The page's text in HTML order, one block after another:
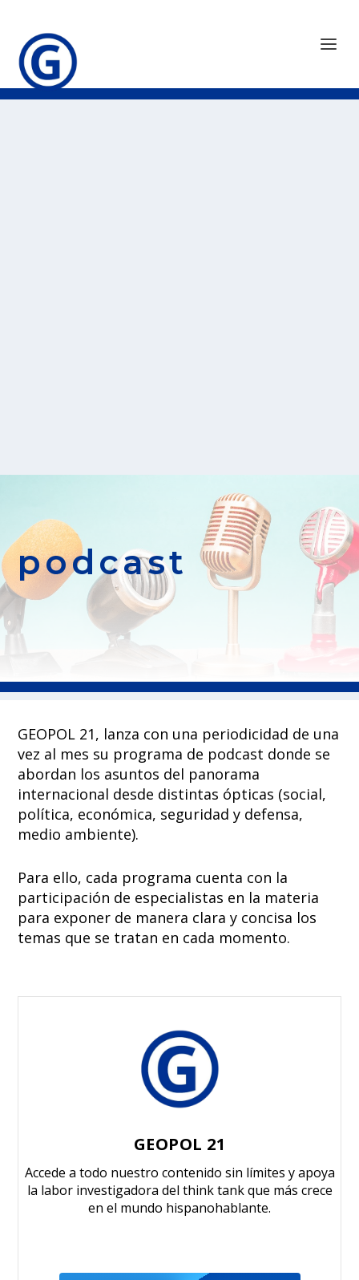
podcast
GEOPOL 21, lanza con una periodicidad de una
vez al mes su programa de podcast donde se
abordan los asuntos del panorama
internacional desde distintas ópticas (social,
política, económica, seguridad y defensa,
medio ambiente).
Para ello, cada programa cuenta con la
participación de especialistas en la materia
para exponer de manera clara y concisa los
temas que se tratan en cada momento.
GEOPOL 21
Accede a todo nuestro contenido sin límites y apoya
la labor investigadora del think tank que más crece
en el mundo hispanohablante.